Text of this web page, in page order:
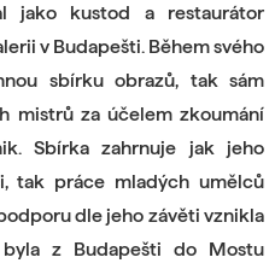
jako kustod a restaurátor
v Budapešti. Během svého
sbírku obrazů, tak sám
mistrů za účelem zkoumání
Sbírka zahrnuje jak jeho
tak práce mladých umělců
dle jeho závěti vznikla
byla z Budapešti do Mostu